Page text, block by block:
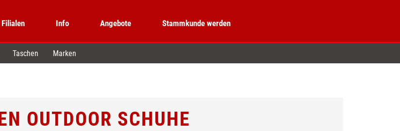
Filialen Info Angebote Stammkunde werden
Taschen Marken
OUTDOOR SCHUHE